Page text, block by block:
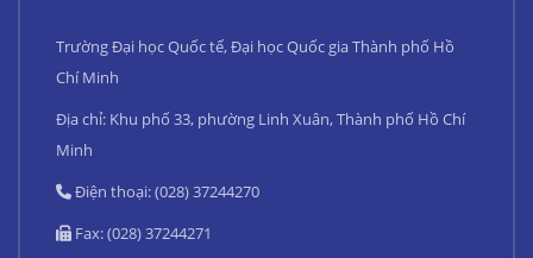
Trường Đại học Quốc tế, Đại học Quốc gia Thành phố Hồ
Chí Minh
Địa chỉ: Khu phố 33, phường Linh Xuân, Thành phố Hồ Chí
Minh
Điện thoại: (028) 37244270
Fax: (028) 37244271